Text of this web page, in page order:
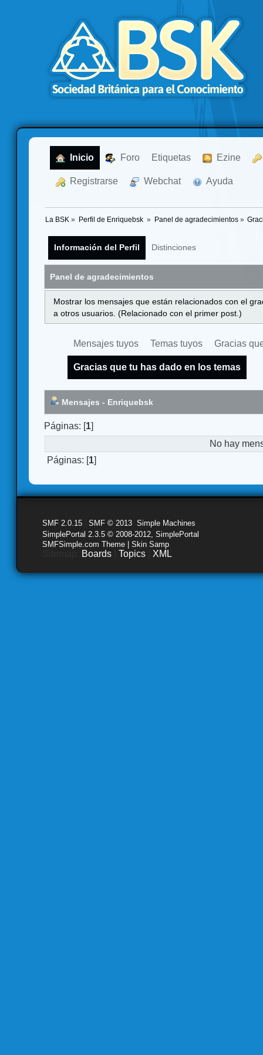
Inicio Foro Etiquetas Ezine
Registrarse Webchat Ayuda
La BSK » Perfil de Enriquebsk » Panel de agradecimientos»
Información del Perfil Distinciones
Panel de agradecimientos
Mostrar los mensajes que están relacionados con el
a otros usuarios. (Relacionado con el primer post.)
Mensajes tuyos Temas tuyos Gracias
Gracias que tu has dado en los temas
Mensajes - Enriquebsk
Páginas: [1]
No hay
Páginas: [1]
SMF 2.0.15 SMF © 2013 Simple Machines
SimplePortal 2.3.5 © 2008-2012, SimplePortal
SMFSimple.com Theme | Skin Samp
Boards Topics XML